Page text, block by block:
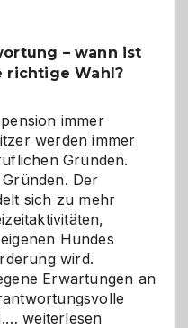
– wann ist
richtige Wahl?
immer
werden immer
Gründen.
Der
sich zu mehr
Hundes
wird.
Erwartungen an
Betreuung
weiterlesen